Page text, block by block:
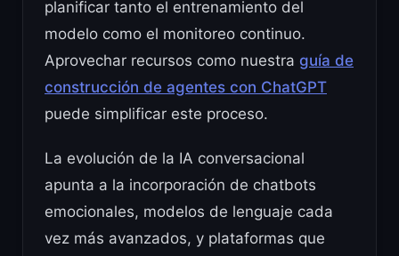
planificar tanto el entrenamiento del
modelo como el monitoreo continuo.
Aprovechar recursos como nuestra guía de
construcción de agentes con ChatGPT
puede simplificar este proceso.
La evolución de la IA conversacional
apunta a la incorporación de chatbots
emocionales, modelos de lenguaje cada
vez más avanzados, y plataformas que